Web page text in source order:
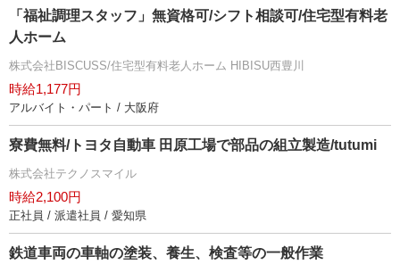
「福祉調理スタッフ」無資格可/シフト相談可/住宅型有料老
人ホーム
株式会社BISCUSS/住宅型有料老人ホーム HIBISU西豊川
時給1,177円
アルバイト・パート / 大阪府
寮費無料/トヨタ自動車 田原工場で部品の組立製造/tutumi
株式会社テクノスマイル
時給2,100円
正社員 / 派遣社員 / 愛知県
鉄道車両の車軸の塗装、養生、検査等の一般作業